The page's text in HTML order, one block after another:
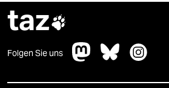
taz
Folgen Sie uns